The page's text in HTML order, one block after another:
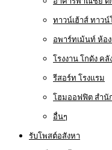
ทาวน์เฮ้าส์ ทาวน์
อพาร์ทเม้นท์ ห้อ
โรงงาน โกดัง ค
รีสอร์ท โรงแรม
โฮมออฟฟิต สำนั
อื่นๆ
รับโพสต์อสังหา